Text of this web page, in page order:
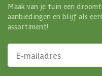
Maak van je tuin een
aanbiedingen en blijf als
assortiment!